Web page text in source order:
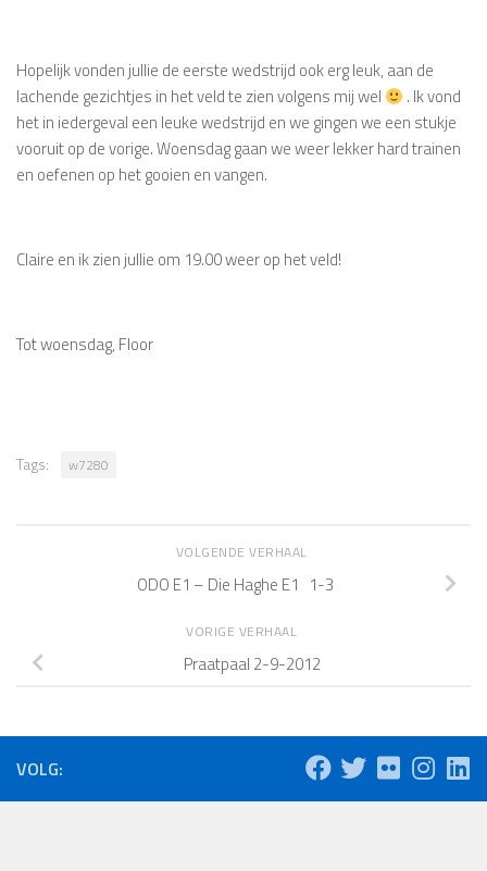
Hopelijk vonden jullie de eerste wedstrijd ook erg leuk, aan de
lachende gezichtjes in het veld te zien volgens mij wel
. Ik vond
het in iedergeval een leuke wedstrijd en we gingen we een stukje
vooruit op de vorige. Woensdag gaan we weer lekker hard trainen
en oefenen op het gooien en vangen.
Claire en ik zien jullie om 19.00 weer op het veld!
Tot woensdag, Floor
Tags: w7280
VOLGENDE VERHAAL
ODO E1 – Die Haghe E1 1-3
VORIGE VERHAAL
Praatpaal 2-9-2012
VOLG: